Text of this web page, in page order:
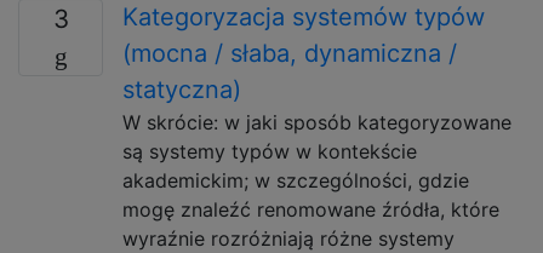
3
Kategoryzacja systemów typów
(mocna / słaba, dynamiczna /
statyczna)
W skrócie: w jaki sposób kategoryzowane
są systemy typów w kontekście
akademickim; w szczególności, gdzie
mogę znaleźć renomowane źródła, które
wyraźnie rozróżniają różne systemy